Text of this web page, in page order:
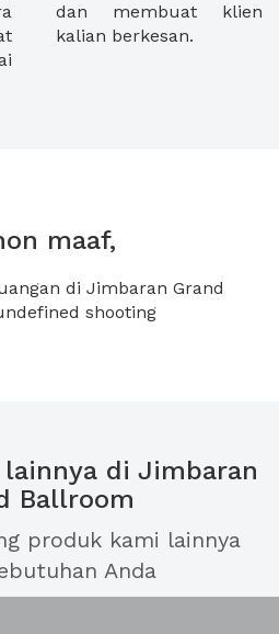
kalian berkesan.
maaf,
di Jimbaran Grand
shooting
di Jimbaran
Ballroom
produk kami lainnya
Anda